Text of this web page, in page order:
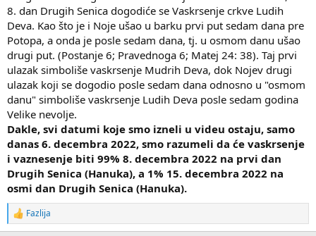
8. dan Drugih Senica dogodiće se Vaskrsenje crkve Ludih
Deva. Kao što je i Noje ušao u barku prvi put sedam dana pre
Potopa, a onda je posle sedam dana, tj. u osmom danu ušao
drugi put. (Postanje 6; Pravednoga 6; Matej 24: 38). Taj prvi
ulazak simboliše vaskrsenje Mudrih Deva, dok Nojev drugi
ulazak koji se dogodio posle sedam dana odnosno u "osmom
danu" simboliše vaskrsenje Ludih Deva posle sedam godina
Velike nevolje.
Dakle, svi datumi koje smo izneli u videu ostaju, samo
danas 6. decembra 2022, smo razumeli da će vaskrsenje
i vaznesenje biti 99% 8. decembra 2022 na prvi dan
Drugih Senica (Hanuka), a 1% 15. decembra 2022 na
osmi dan Drugih Senica (Hanuka).
R
e
Fazlija